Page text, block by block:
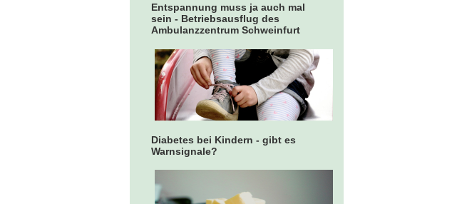
Entspannung muss ja auch mal
sein - Betriebsausflug des
Ambulanzzentrum Schweinfurt
Diabetes bei Kindern - gibt es
Warnsignale?